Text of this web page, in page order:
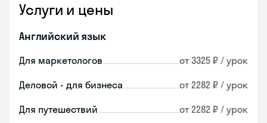
Услуги и цены
Английский язык
Для маркетологов от 3325 ₽ / урок
Деловой - для бизнеса от 2282 ₽ / урок
Для путешествий от 2282 ₽ / урок